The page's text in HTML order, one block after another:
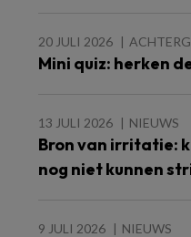
20 JULI 2026
Mini quiz: herken
13 JULI 2026 NIEUWS
Bron van irritatie:
nog niet kunnen
9 JULI 2026 NIEUWS